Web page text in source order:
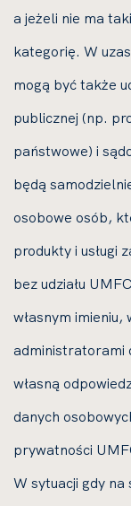
a jeżeli nie ma
kategorię. W
mogą być także
publicznej (np.
państwowe) i
będą
osobowe osób,
produkty i usługi
bez udziału
własnym
administratorami
własną
danych
prywatności
W sytuacji gdy